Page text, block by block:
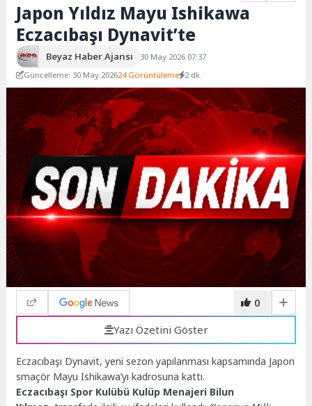
Japon Yıldız Mayu Ishikawa
Eczacıbaşı Dynavit’te
Beyaz Haber Ajansı
30 May 2026 07:37
Güncelleme: 30 May 202624 Görüntüleme 2 dk.
0
Yazı Özetini Göster
Eczacıbaşı Dynavit, yeni sezon yapılanması kapsamında Japon
smaçör Mayu Ishikawa’yı kadrosuna kattı.
Eczacıbaşı Spor Kulübü Kulüp Menajeri Bilun